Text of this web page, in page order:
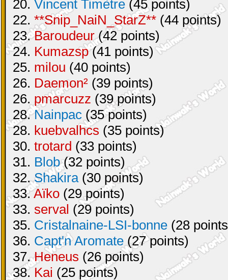
20. Vincent Timètre (45 points)
22. **Snip_NaiN_StarZ** (44 points)
23.Baroudeur(42 points)
24. Kumazsp(41 points)
25. milou (40 points)
26. Daemon² (39 points)
26. pmarcuzz (39 points)
28.Nainpac (35 points)
28. kuebvalhcs (35 points)
30. trotard (33 points)
31. Blob(32 points)
32.Shakira(30 points)
33.Aïko (29 points)
33. serval (29 points)
35. Cristalnaine-LSI-bonne (28
36. Capt'n Aromate(27 points)
37.Heneus (26 points)
38. Kai (25 points)